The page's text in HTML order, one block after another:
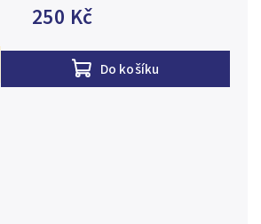
250 Kč
Do košíku